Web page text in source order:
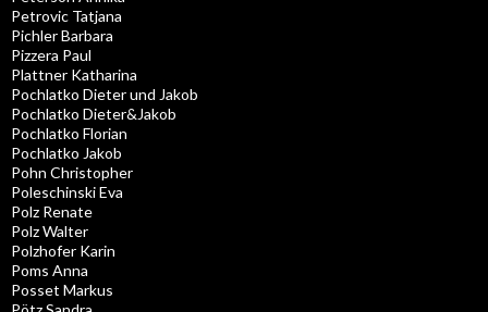
Petrovic Tatjana
Pichler Barbara
Pizzera Paul
Plattner Katharina
Pochlatko Dieter und Jakob
Pochlatko Dieter&Jakob
Pochlatko Florian
Pochlatko Jakob
Pohn Christopher
Poleschinski Eva
Polz Renate
Polz Walter
Polzhofer Karin
Poms Anna
Posset Markus